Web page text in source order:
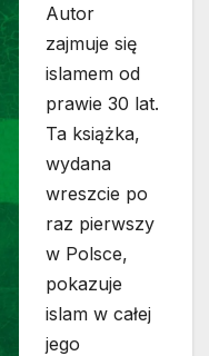
Autor
zajmuje się
islamem od
prawie 30 lat.
Ta książka,
wydana
wreszcie po
raz pierwszy
w Polsce,
pokazuje
islam w całej
jego